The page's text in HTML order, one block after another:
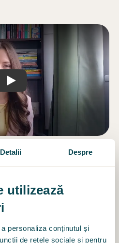
Detalii Despre
utilizează
personaliza conținutul și
de rețele sociale și pentru
Play
prin apel video securizat,